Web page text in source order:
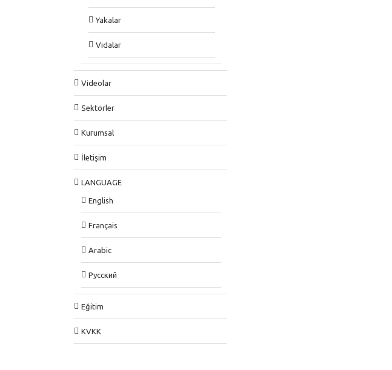
Yakalar
Vidalar
Videolar
Sektörler
Kurumsal
İletişim
LANGUAGE
English
Français
Arabic
Pусский
Eğitim
KVKK